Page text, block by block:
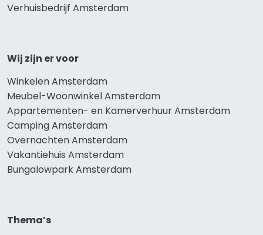
Verhuisbedrijf Amsterdam
Wij zijn er voor
Winkelen Amsterdam
Meubel-Woonwinkel Amsterdam
Appartementen- en Kamerverhuur Amsterdam
Camping Amsterdam
Overnachten Amsterdam
Vakantiehuis Amsterdam
Bungalowpark Amsterdam
Thema’s